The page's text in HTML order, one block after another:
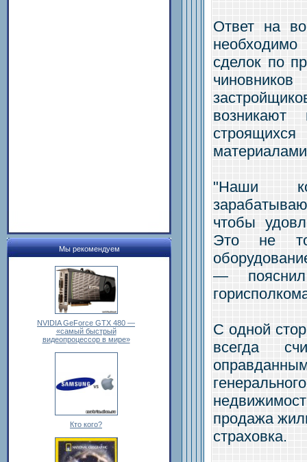
Мы рекомендуем
NVIDIA GeForce GTX 480 —
«самый быстрый
видеопроцессор в мире»
Кто кого?
Ответ на
сделок по
возникают
"Наши
чтобы
Это не
— пояснил
С одной
всегда
продажа
страховка.